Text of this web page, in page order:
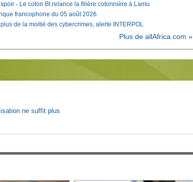
- Le coton Bt relance la filière cotonnière à Lamu
francophone du 05 août 2026
de la moitié des cybercrimes, alerte INTERPOL
Plus de allAfrica.com »
ne suffit plus